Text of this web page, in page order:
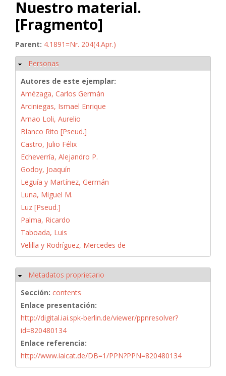
Nuestro material.
[Fragmento]
Parent: 4.1891=Nr. 204(4.Apr.)
Ocultar
Personas
Autores de este ejemplar:
Amézaga, Carlos Germán
Arciniegas, Ismael Enrique
Arnao Loli, Aurelio
Blanco Rito [Pseud.]
Castro, Julio Félix
Echeverría, Alejandro P.
Godoy, Joaquín
Leguía y Martínez, Germán
Luna, Miguel M.
Luz [Pseud.]
Palma, Ricardo
Taboada, Luis
Velilla y Rodríguez, Mercedes de
Ocultar
Metadatos proprietario
Sección: contents
Enlace presentación:
http://digital.iai.spk-berlin.de/viewer/ppnresolver?
id=820480134
Enlace referencia:
http://www.iaicat.de/DB=1/PPN?PPN=820480134